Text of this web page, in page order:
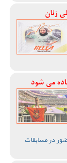
زنان
می شود
در مسابقات